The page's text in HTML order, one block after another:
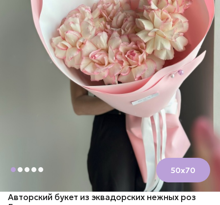
50х70
Авторский букет из эквадорских нежных роз